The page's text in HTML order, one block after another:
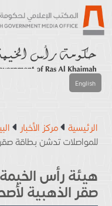
English
الرئيسية مركز الأخبار
للمواصلات تدشن بطاقة
هيئة رأس
صقر الذهبية